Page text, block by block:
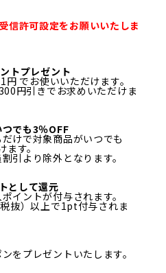
許可設定をお願いいたしま
トプレゼント
でお使いいただけます。
円引きでお求めいただけま
でも3％OFF
けで対象商品がいつでも
す。
引より除外となります。
として還元
イントが付与されます。
抜）以上で1pt付与されま
をプレゼントいたします。